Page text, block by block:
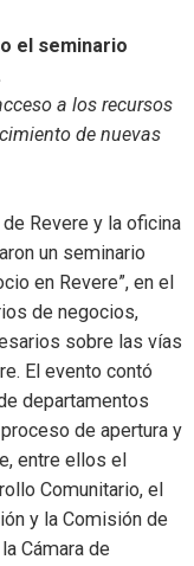
el seminario
a los recursos
de nuevas
Revere y la oficina
un seminario
en Revere”, en el
de negocios,
sobre las vías
El evento contó
departamentos
de apertura y
entre ellos el
Comunitario, el
y la Comisión de
Cámara de